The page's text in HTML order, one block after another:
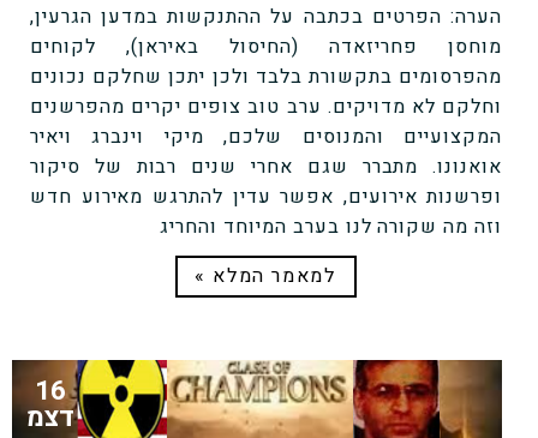
הערה: הפרטים בכתבה על ההתנקשות במדען הגרעין,
מוחסן פחריזאדה (החיסול באיראן), לקוחים
מהפרסומים בתקשורת בלבד ולכן יתכן שחלקם נכונים
וחלקם לא מדויקים. ערב טוב צופים יקרים מהפרשנים
המקצועיים והמנוסים שלכם, מיקי וינברג ויאיר
אואנונו. מתברר שגם אחרי שנים רבות של סיקור
ופרשנות אירועים, אפשר עדין להתרגש מאירוע חדש
וזה מה שקורה לנו בערב המיוחד והחריג
למאמר המלא »
16
דצמ